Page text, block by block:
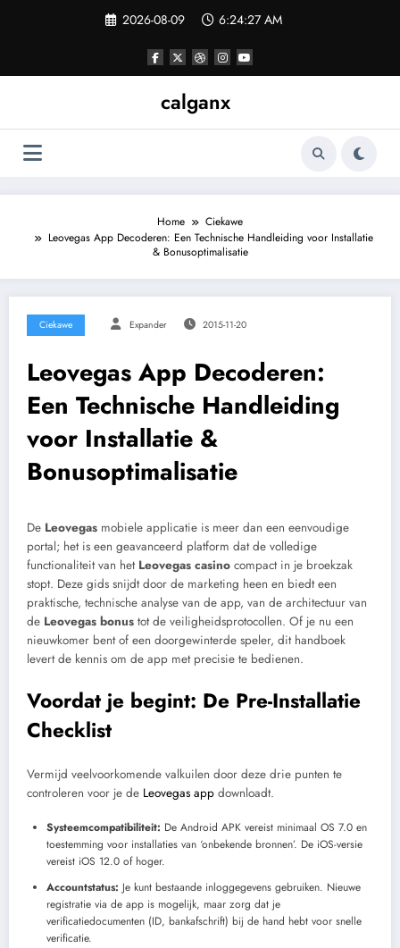
2026-08-09 6:24:27 AM
calganx
Home
Ciekawe
Leovegas App Decoderen: Een Technische Handleiding voor Installatie
& Bonusoptimalisatie
Ciekawe Expander 2015-11-20
Leovegas App Decoderen:
Een Technische Handleiding
voor Installatie &
Bonusoptimalisatie
De Leovegas mobiele applicatie is meer dan een eenvoudige
portal; het is een geavanceerd platform dat de volledige
functionaliteit van het Leovegas casino compact in je broekzak
stopt. Deze gids snijdt door de marketing heen en biedt een
praktische, technische analyse van de app, van de architectuur van
de Leovegas bonus tot de veiligheidsprotocollen. Of je nu een
nieuwkomer bent of een doorgewinterde speler, dit handboek
levert de kennis om de app met precisie te bedienen.
Voordat je begint: De Pre-Installatie
Checklist
Vermijd veelvoorkomende valkuilen door deze drie punten te
controleren voor je de Leovegas app downloadt.
Systeemcompatibiliteit: De Android APK vereist minimaal OS 7.0 en
toestemming voor installaties van ‘onbekende bronnen’. De iOS-versie
vereist iOS 12.0 of hoger.
Accountstatus: Je kunt bestaande inloggegevens gebruiken. Nieuwe
registratie via de app is mogelijk, maar zorg dat je
verificatiedocumenten (ID, bankafschrift) bij de hand hebt voor snelle
verificatie.